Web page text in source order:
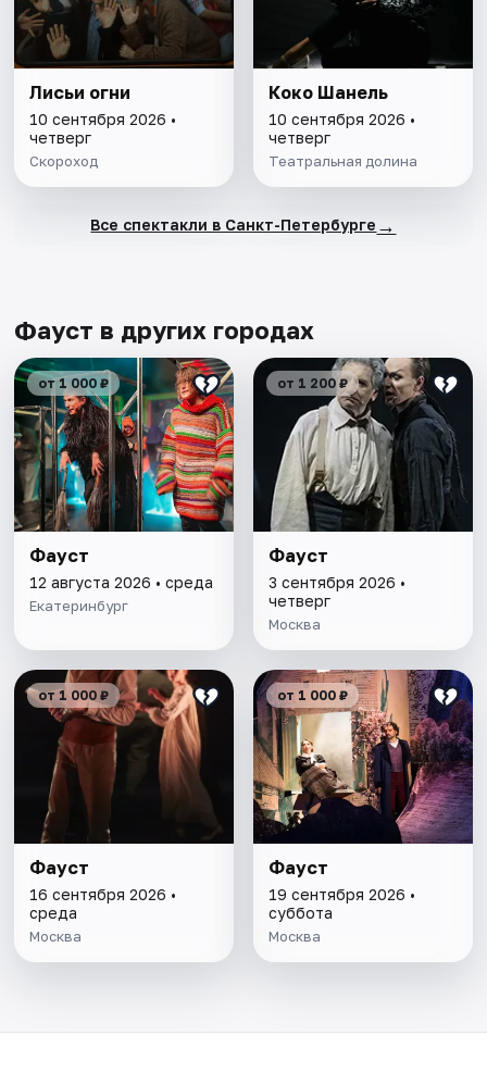
Лисьи огни
10 сентября 2026 •
четверг
Скороход
Коко Шанель
10 сентября 2026 •
четверг
Театральная долина
Все спектакли в Санкт-Петербурге →
Фауст в других городах
от 1 000 ₽
Фауст
12 августа 2026 • среда
Екатеринбург
от 1 200 ₽
Фауст
3 сентября 2026 •
четверг
Москва
от 1 000 ₽
Фауст
16 сентября 2026 •
среда
Москва
от 1 000 ₽
Фауст
19 сентября 2026 •
суббота
Москва